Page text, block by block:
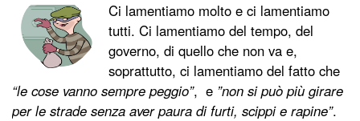
Ci lamentiamo molto e ci lamentiamo
tutti. Ci lamentiamo del tempo, del
governo, di quello che non va e,
soprattutto, ci lamentiamo del fatto che
“le cose vanno sempre peggio”, e ”non si può più girare
per le strade senza aver paura di furti, scippi e rapine”.